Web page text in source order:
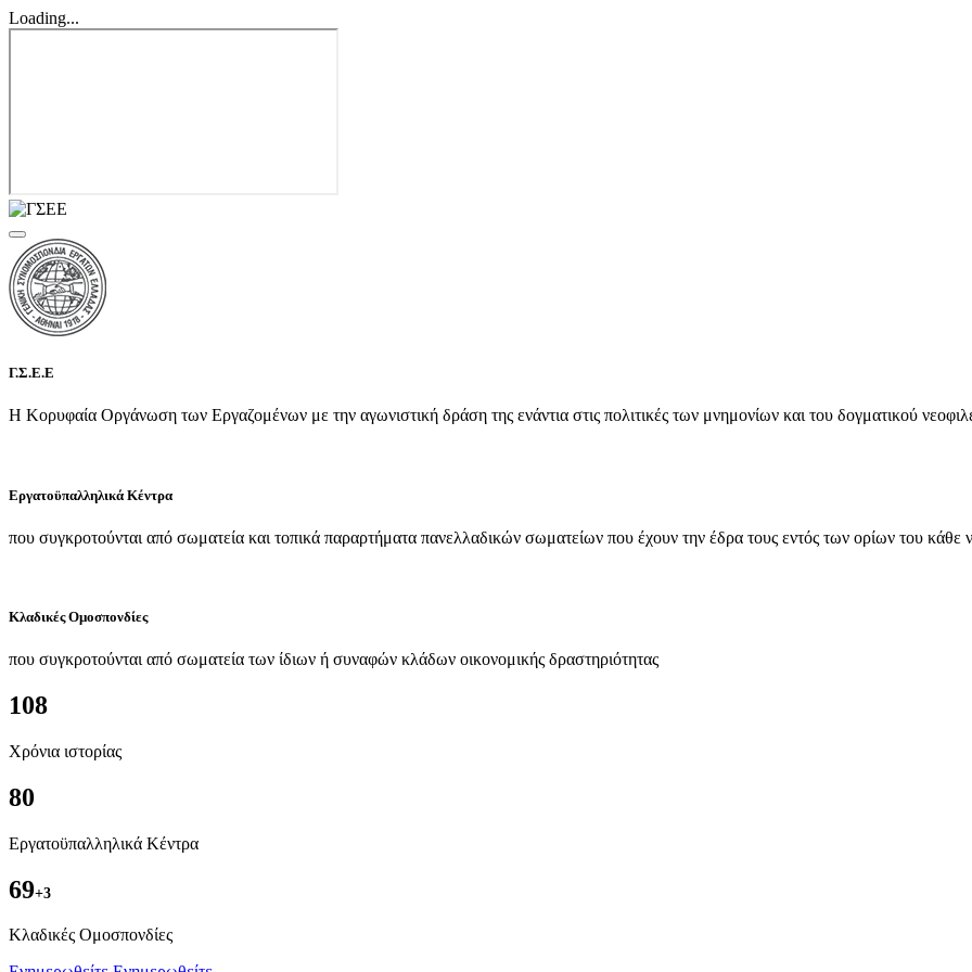
Loading...
Γ.Σ.Ε.Ε
Η Κορυφαία Οργάνωση των Εργαζομένων με την αγωνιστική δράση της ενάντια στις πολιτικές των μνημονίων και του δογματικού
Εργατοϋπαλληλικά Κέντρα
που συγκροτούνται από σωματεία και τοπικά παραρτήματα πανελλαδικών σωματείων που έχουν την έδρα τους εντός των ορίων του κάθε
Κλαδικές Ομοσπονδίες
που συγκροτούνται από σωματεία των ίδιων ή συναφών κλάδων οικονομικής δραστηριότητας
108
Χρόνια ιστορίας
80
Εργατοϋπαλληλικά Κέντρα
69+3
Kλαδικές Ομοσπονδίες